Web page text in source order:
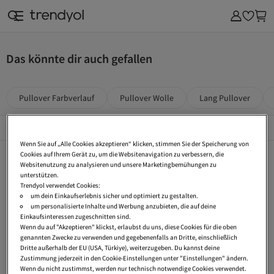
Das könnte dir auch gefallen
Pullover Farbverlauf Pullover Wolle Lang Pullover
Kickers Nike
adidas
New Balance
s.Oliver
The North Face
Birkenstock
Wellensteyn
Calvin Klein
UGG
Hollister
Vans
Dr Martens
Ralph Lauren
Lee
Wenn Sie auf „Alle Cookies akzeptieren“ klicken, stimmen Sie der Speicherung von
Cookies auf Ihrem Gerät zu, um die Websitenavigation zu verbessern, die
Websitenutzung zu analysieren und unsere Marketingbemühungen zu
unterstützen.
Trendyol verwendet Cookies:
um dein Einkaufserlebnis sicher und optimiert zu gestalten.
um personalisierte Inhalte und Werbung anzubieten, die auf deine
Einkaufsinteressen zugeschnitten sind.
Wenn du auf "Akzeptieren" klickst, erlaubst du uns, diese Cookies für die oben
genannten Zwecke zu verwenden und gegebenenfalls an Dritte, einschließlich
Dritte außerhalb der EU (USA, Türkiye), weiterzugeben. Du kannst deine
Zustimmung jederzeit in den Cookie-Einstellungen unter "Einstellungen" ändern.
Wenn du nicht zustimmst, werden nur technisch notwendige Cookies verwendet.